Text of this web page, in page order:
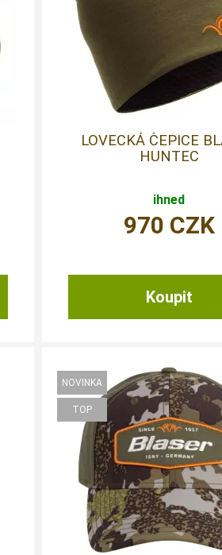
LOVECKÁ ČEPICE
HUNTEC
ihned
970 CZK